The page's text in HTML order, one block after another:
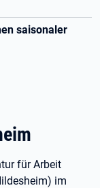
saisonaler
für Arbeit
im